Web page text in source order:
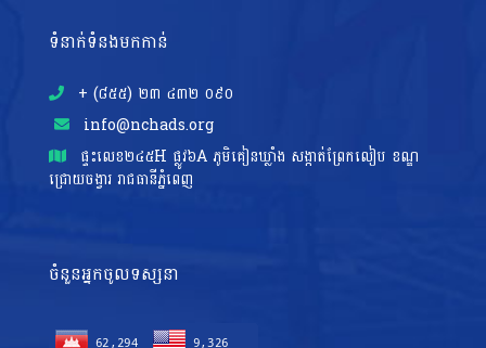
ទំនាក់ទំនងមកកាន់
+ (៨៥៥)​ ២៣​ ៤៣២ ០៩០
info@nchads.org
ផ្ទះ​លេខ២៤៥H ផ្លូវ៦A ភូមិគៀនឃ្លាំង សង្កាត់ព្រែកលៀប ខណ្ឌ
ជ្រោយចង្វារ រាជធានីភ្នំពេញ
ចំនួនអ្នកចូលទស្សនា